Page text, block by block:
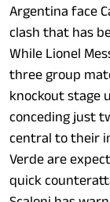
Argentina face
clash that has
While Lionel
three group
knockout stage
conceding just
central to their
Verde are
quick